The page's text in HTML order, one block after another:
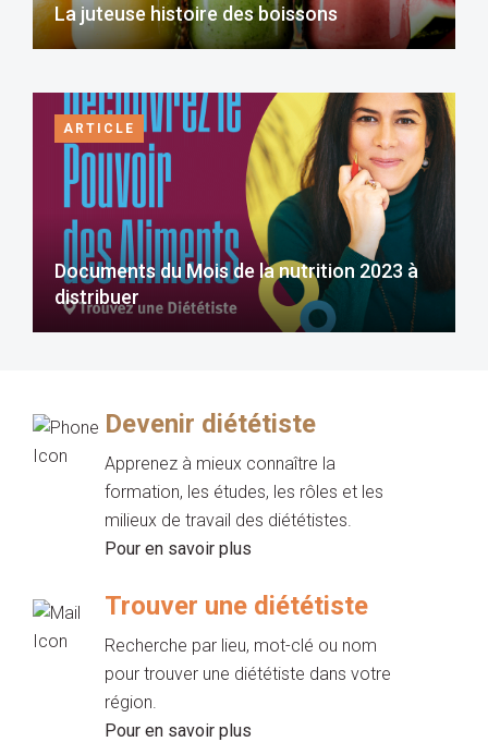
La juteuse histoire des boissons
ARTICLE
Documents du Mois de la nutrition 2023 à
distribuer
Devenir diététiste
Apprenez à mieux connaître la
formation, les études, les rôles et les
milieux de travail des diététistes.
Pour en savoir plus
Trouver une diététiste
Recherche par lieu, mot-clé ou nom
pour trouver une diététiste dans votre
région.
Pour en savoir plus